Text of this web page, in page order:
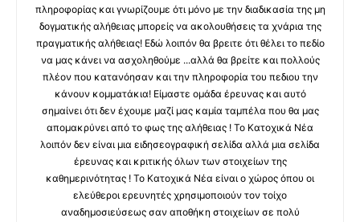
πληροφορίας και γνωρίζουμε ότι μόνο με την διαδικασία της μη
δογματικής αλήθειας μπορείς να ακολουθήσεις τα χνάρια της
πραγματικής αλήθειας! Εδώ λοιπόν θα βρειτε ότι θέλει το πεδίο
να μας κάνει να ασχοληθούμε ...αλλά θα βρείτε και πολλούς
πλέον που κατανόησαν και την πληροφορία του πεδιου την
κάνουν κομματάκια! Είμαστε ομάδα έρευνας και αυτό
σημαίνει ότι δεν έχουμε μαζί μας καμία ταμπέλα που θα μας
απομακρύνει από το φως της αλήθειας ! Το Κατοχικά Νέα
λοιπόν δεν είναι μια ειδησεογραφική σελίδα αλλά μια σελίδα
έρευνας και κριτικής όλων των στοιχείων της
καθημερινότητας ! Το Κατοχικά Νέα είναι ο χώρος όπου οι
ελεύθεροι ερευνητές χρησιμοποιούν τον τοίχο
αναδημοσιεύσεως σαν αποθήκη στοιχείων σε πολύ